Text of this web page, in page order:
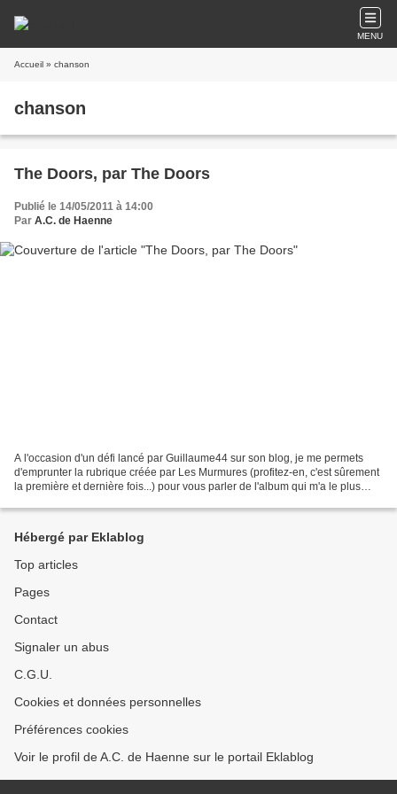
MENU
Accueil » chanson
chanson
The Doors, par The Doors
Publié le 14/05/2011 à 14:00
Par A.C. de Haenne
A l'occasion d'un défi lancé par Guillaume44 sur son blog, je me permets
d'emprunter la rubrique créée par Les Murmures (profitez-en, c'est sûrement
la première et dernière fois...) pour vous parler de l'album qui m'a le plus
Hébergé par Eklablog
Top articles
Pages
Contact
Signaler un abus
C.G.U.
Cookies et données personnelles
Préférences cookies
Voir le profil de A.C. de Haenne sur le portail Eklablog